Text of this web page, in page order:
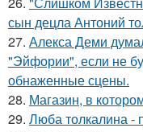
сын децла Антоний
27. Алекса Деми
"Эйфории", если не
обнаженные сцены.
28. Магазин, в
29. Люба толкалина -